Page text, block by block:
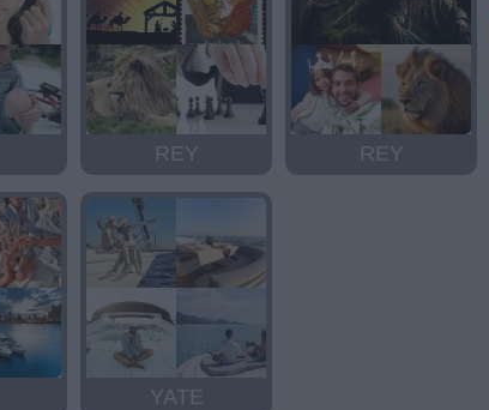
REY REY
YATE